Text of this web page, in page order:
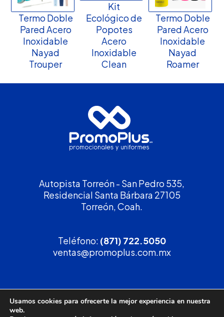
Termo Doble
Pared Acero
Inoxidable
Nayad
Trouper
Kit
Ecológico de
Popotes
Acero
Inoxidable
Clean
Termo Doble
Pared Acero
Inoxidable
Nayad
Roamer
Autopista Torreón - San Pedro 535,
Residencial Santa Bárbara 27105
Torreón, Coah.
Teléfono: (871) 722.5050
ventas@promoplus.com.mx
¡Solicita tucotización!
Usamos cookies para ofrecerte la mejor experiencia en nuestra
web.